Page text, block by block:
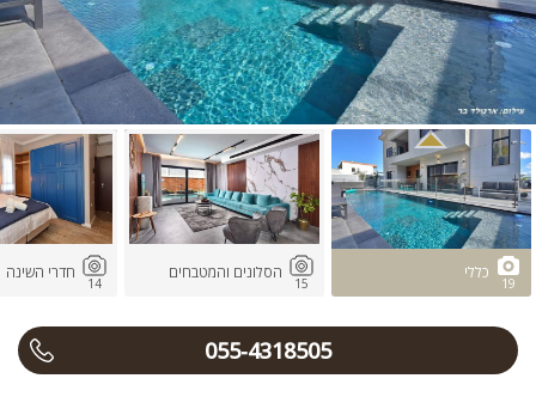
19
כללי
15
הסלונים והמטבחים
14
חדרי השינה
055-4318505